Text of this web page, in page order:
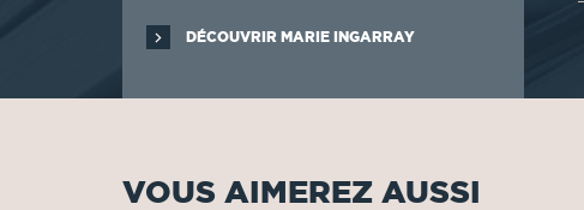
DÉCOUVRIR MARIE INGARRAY
VOUS AIMEREZ AUSSI